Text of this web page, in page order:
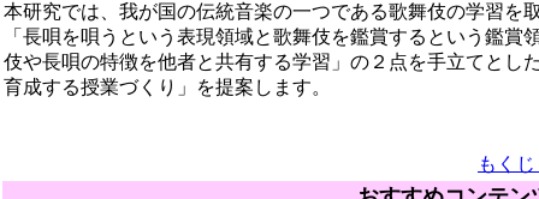
本研究では、我が国の伝統音楽の一つである歌舞伎の学習を
「長唄を唄うという表現領域と歌舞伎を鑑賞するという鑑
伎や長唄の特徴を他者と共有する学習」の２点を手立てとし
育成する授業づくり」を提案します。
もく